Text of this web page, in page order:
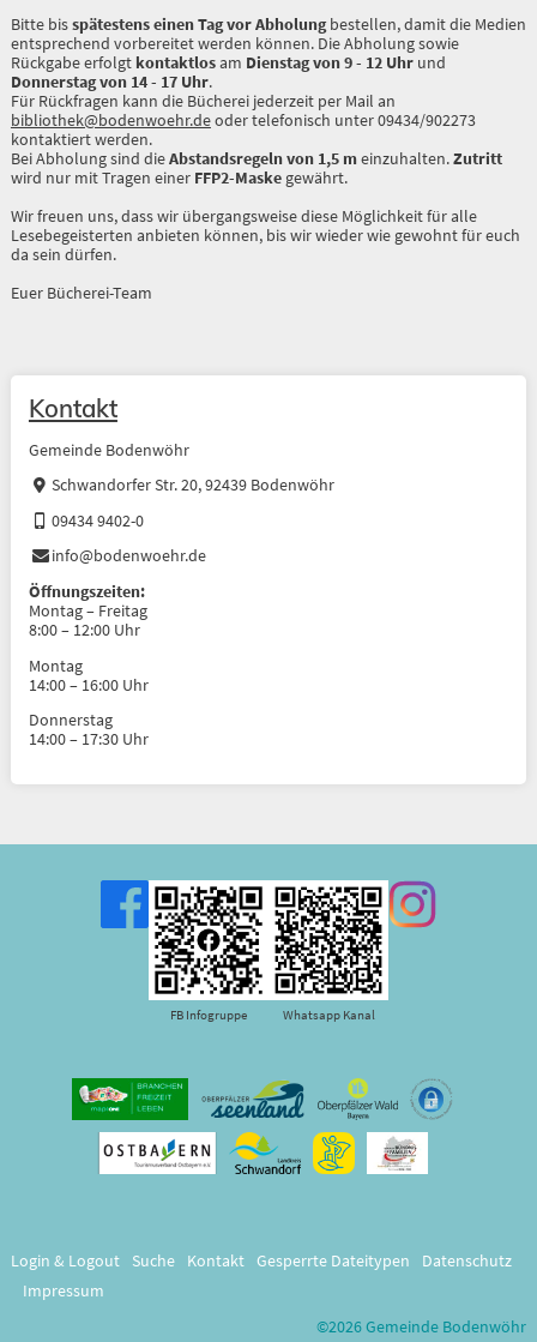
Bitte bisspätestens einen Tag vor Abholungbestellen, damit die Medien
entsprechend vorbereitet werden können. Die Abholung sowie
Rückgabe erfolgt kontaktlosam Dienstag von 9 - 12 Uhrund
Donnerstag von 14 - 17 Uhr.
Für Rückfragen kann die Bücherei jederzeit per Mail an
bibliothek@bodenwoehr.deoder telefonisch unter 09434/902273
kontaktiert werden.
Bei Abholung sind dieAbstandsregeln von 1,5 meinzuhalten.Zutritt
wird nur mit Tragen einer FFP2-Maskegewährt.
Wir freuen uns, dass wir übergangsweise diese Möglichkeit für alle
Lesebegeisterten anbieten können, bis wir wieder wie gewohnt für euch
da sein dürfen.
Euer Bücherei-Team
Kontakt
Gemeinde Bodenwöhr
Schwandorfer Str. 20, 92439 Bodenwöhr
09434 9402-0
info@bodenwoehr.de
Öffnungszeiten:
Montag – Freitag
8:00 – 12:00 Uhr
Montag
14:00 – 16:00 Uhr
Donnerstag
14:00 – 17:30 Uhr
FB Infogruppe Whatsapp Kanal
Login & Logout Suche Kontakt Gesperrte Dateitypen
Datenschutz
Impressum
©2026 Gemeinde Bodenwöhr